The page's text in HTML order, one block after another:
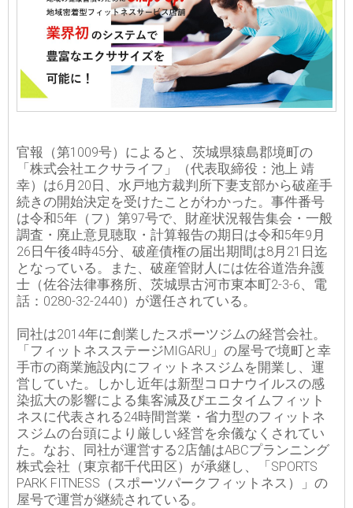
官報（第1009号）によると、茨城県猿島郡境町の
「株式会社エクサライフ」（代表取締役：池上 靖
幸）は6月20日、水戸地方裁判所下妻支部から破産手
続きの開始決定を受けたことがわかった。事件番号
は令和5年（フ）第97号で、財産状況報告集会・一般
調査・廃止意見聴取・計算報告の期日は令和5年9月
26日午後4時45分、破産債権の届出期間は8月21日迄
となっている。また、破産管財人には佐谷道浩弁護
士（佐谷法律事務所、茨城県古河市東本町2-3-6、電
話：0280-32-2440）が選任されている。
同社は2014年に創業したスポーツジムの経営会社。
「フィットネスステージMIGARU」の屋号で境町と幸
手市の商業施設内にフィットネスジムを開業し、運
営していた。しかし近年は新型コロナウイルスの感
染拡大の影響による集客減及びエニタイムフィット
ネスに代表される24時間営業・省力型のフィットネ
スジムの台頭により厳しい経営を余儀なくされてい
た。なお、同社が運営する2店舗はABCプランニング
株式会社（東京都千代田区）が承継し、「SPORTS
PARK FITNESS（スポーツパークフィットネス）」の
屋号で運営が継続されている。